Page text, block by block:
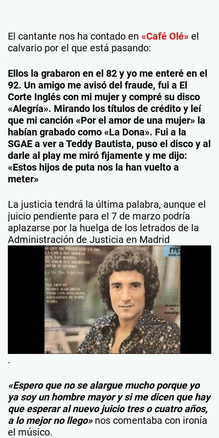
El cantante nos ha contado en «Café Olé» el
calvario por el que está pasando:
Ellos la grabaron en el 82 y yo me enteré en el
92. Un amigo me avisó del fraude, fui a El
Corte Inglés con mi mujer y compré su disco
«Alegría». Mirando los títulos de crédito y leí
que mi canción «Por el amor de una mujer» la
habían grabado como «La Dona». Fui a la
SGAE a ver a Teddy Bautista, puso el disco y al
darle al play me miró fijamente y me dijo:
«Estos hijos de puta nos la han vuelto a
meter»
La justicia tendrá la última palabra, aunque el
juicio pendiente para el 7 de marzo podría
aplazarse por la huelga de los letrados de la
Administración de Justicia en Madrid
.
«Espero que no se alargue mucho porque yo
ya soy un hombre mayor y si me dicen que hay
que esperar al nuevo juicio tres o cuatro años,
a lo mejor no llego»nos comentaba con ironía
el músico.